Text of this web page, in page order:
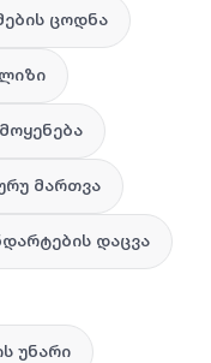
ცოდნა
მართვა
დაცვა
უნარი